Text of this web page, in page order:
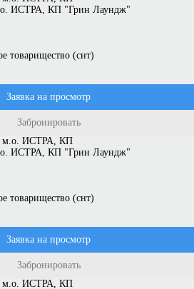
ИСТРА, КП "Грин Лаундж"
товарищество (снт)
Заявка на просмотр
Забронировать
ИСТРА, КП "Грин Лаундж"
товарищество (снт)
Заявка на просмотр
Забронировать